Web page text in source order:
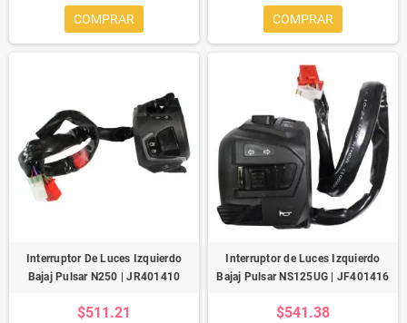
COMPRAR COMPRAR
Interruptor De Luces Izquierdo
Bajaj Pulsar N250 | JR401410
$511.21
Interruptor de Luces Izquierdo
Bajaj Pulsar NS125UG | JF401416
$541.38